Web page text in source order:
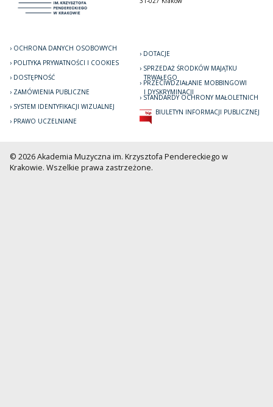
OCHRONA DANYCH OSOBOWYCH
POLITYKA PRYWATNOŚCI I COOKIES
DOSTĘPNOŚĆ
ZAMÓWIENIA PUBLICZNE
SYSTEM IDENTYFIKACJI WIZUALNEJ
PRAWO UCZELNIANE
DOTACJE
SPRZEDAŻ ŚRODKÓW MAJĄTKU
TRWAŁEGO
PRZECIWDZIAŁANIE MOBBINGOWI
I DYSKRYMINACJI
STANDARDY OCHRONY MAŁOLETNICH
BIULETYN INFORMACJI PUBLICZNEJ
© 2026 Akademia Muzyczna im. Krzysztofa Pendereckiego w
Krakowie. Wszelkie prawa zastrzeżone.